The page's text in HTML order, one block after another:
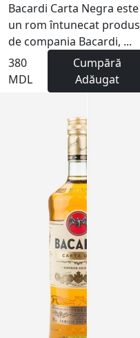
Bacardi Carta Negra este
un rom întunecat produs
de compania Bacardi, ...
380
MDL
Cumpără
Adăugat